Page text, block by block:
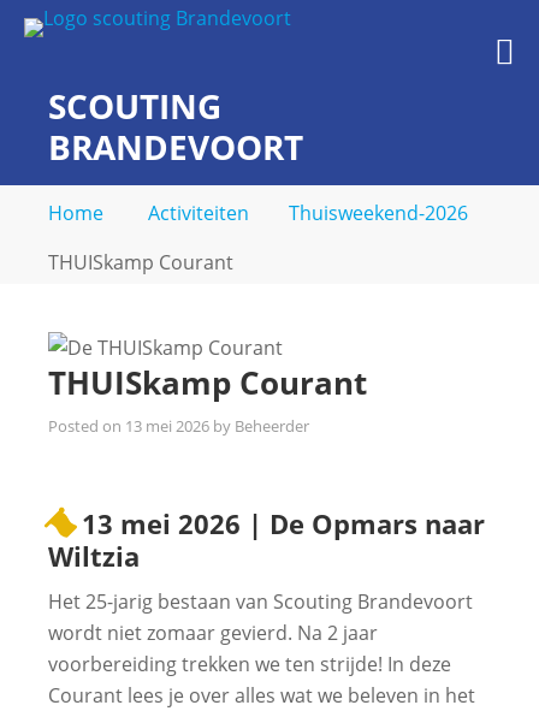
Skip
SCOUTING
BRANDEVOORT
midden in de wijk
Home Activiteiten
Thuisweekend-2026
THUISkamp Courant
THUISkamp Courant
Posted on 13 mei 2026 by Beheerder
13 mei 2026 | De Opmars naar
Wiltzia
Het 25-jarig bestaan van Scouting Brandevoort
wordt niet zomaar gevierd. Na 2 jaar
voorbereiding trekken we ten strijde! In deze
Courant lees je over alles wat we beleven in het